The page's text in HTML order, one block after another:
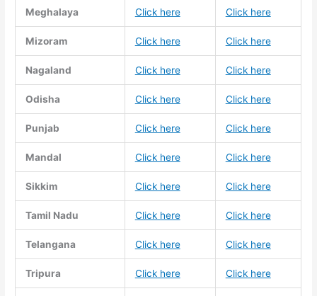
Meghalaya Click here Click here
Mizoram Click here Click here
Nagaland Click here Click here
Odisha Click here Click here
Punjab Click here Click here
Mandal Click here Click here
Sikkim Click here Click here
Tamil Nadu Click here Click here
Telangana Click here Click here
Tripura Click here Click here